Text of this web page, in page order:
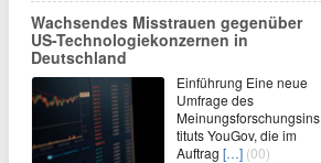
Wachsendes Misstrauen gegenüber
US-Technologiekonzernen in
Deutschland
Einführung Eine neue
Umfrage des
Meinungsforschungsins
tituts YouGov, die im
Auftrag […] (00)